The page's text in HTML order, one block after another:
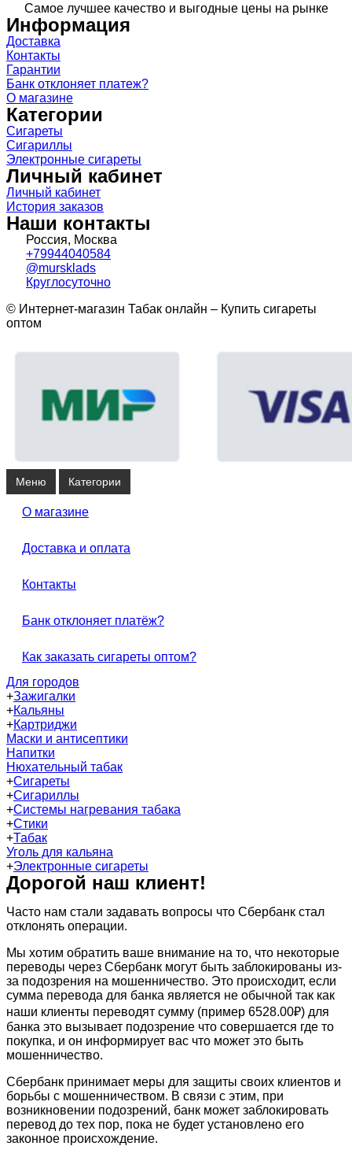
Самое лучшее качество и выгодные цены на рынке
Информация
Доставка
Контакты
Гарантии
Банк отклоняет платеж?
О магазине
Категории
Сигареты
Сигариллы
Электронные сигареты
Личный кабинет
Личный кабинет
История заказов
Наши контакты
Россия, Москва
+79944040584
@mursklads
Круглосуточно
© Интернет-магазин Табак онлайн – Купить сигареты
оптом
Меню Категории
О магазине
Доставка и оплата
Контакты
Банк отклоняет платёж?
Как заказать сигареты оптом?
Для городов
+Зажигалки
+Кальяны
+Картриджи
Маски и антисептики
Напитки
Нюхательный табак
+Сигареты
+Сигариллы
+Системы нагревания табака
+Стики
+Табак
Уголь для кальяна
+Электронные сигареты
Дорогой наш клиент!
Часто нам стали задавать вопросы что Сбербанк стал
отклонять операции.
Мы хотим обратить ваше внимание на то, что некоторые
переводы через Сбербанк могут быть заблокированы из-
за подозрения на мошенничество. Это происходит, если
сумма перевода для банка является не обычной так как
наши клиенты переводят сумму (пример 6528.00₽) для
банка это вызывает подозрение что совершается где то
покупка, и он информирует вас что может это быть
мошенничество.
Сбербанк принимает меры для защиты своих клиентов и
борьбы с мошенничеством. В связи с этим, при
возникновении подозрений, банк может заблокировать
перевод до тех пор, пока не будет установлено его
законное происхождение.